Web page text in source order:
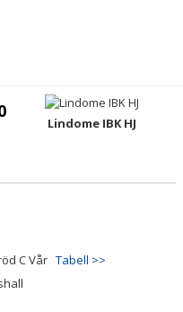
Lindome IBK HJ
C Vår Tabell >>